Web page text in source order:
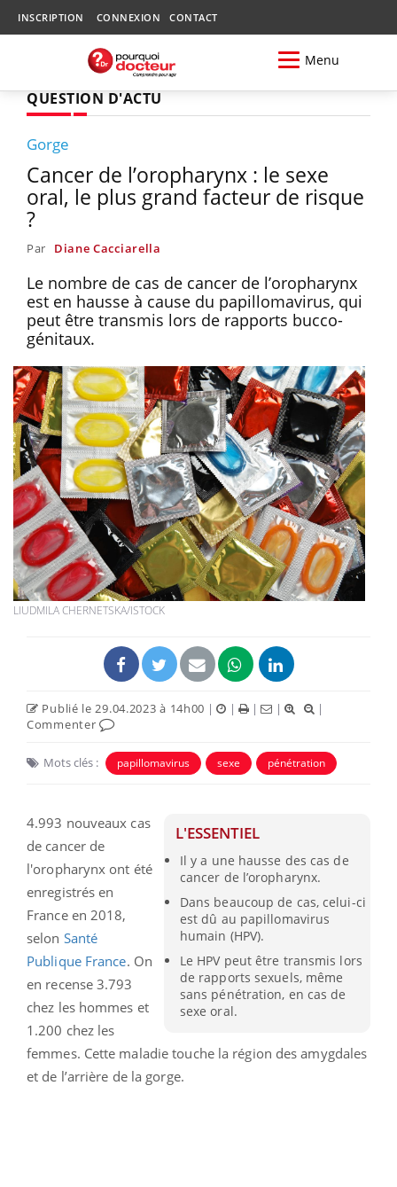
INSCRIPTION CONNEXION CONTACT
Menu
QUESTION D'ACTU
Gorge
Cancer de l’oropharynx : le sexe
oral, le plus grand facteur de risque
?
Par Diane Cacciarella
Le nombre de cas de cancer de l’oropharynx
est en hausse à cause du papillomavirus, qui
peut être transmis lors de rapports bucco-
génitaux.
LIUDMILA CHERNETSKA/ISTOCK
Publié le 29.04.2023 à 14h00 | | | |
|
Commenter
Mots clés : papillomavirus sexe pénétration
L'ESSENTIEL
Il y a une hausse des cas de
cancer de l’oropharynx.
Dans beaucoup de cas, celui-ci
est dû au papillomavirus
humain (HPV).
Le HPV peut être transmis lors
de rapports sexuels, même
sans pénétration, en cas de
sexe oral.
4.993 nouveaux cas
de cancer de
l'oropharynx ont été
enregistrés en
France en 2018,
selon Santé
Publique France. On
en recense 3.793
chez les hommes et
1.200 chez les
femmes. Cette maladie touche la région des amygdales
et de l’arrière de la gorge.